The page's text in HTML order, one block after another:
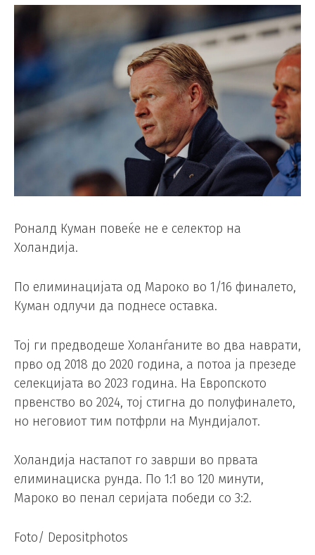
Роналд Куман повеќе не е селектор на
Холандија.
По елиминацијата од Мароко во 1/16 финалето,
Куман одлучи да поднесе оставка.
Тој ги предводеше Холанѓаните во два наврати,
прво од 2018 до 2020 година, а потоа ја презеде
селекцијата во 2023 година. На Европското
првенство во 2024, тој стигна до полуфиналето,
но неговиот тим потфрли на Мундијалот.
Холандија настапот го заврши во првата
елиминациска рунда. По 1:1 во 120 минути,
Мароко во пенал серијата победи со 3:2.
Foto/ Depositphotos